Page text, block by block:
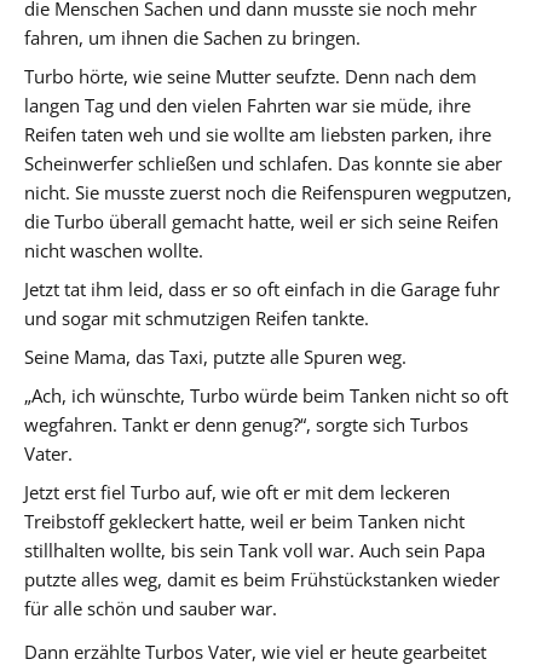
die Menschen Sachen und dann musste sie noch mehr
fahren, um ihnen die Sachen zu bringen.
Turbo hörte, wie seine Mutter seufzte. Denn nach dem
langen Tag und den vielen Fahrten war sie müde, ihre
Reifen taten weh und sie wollte am liebsten parken, ihre
Scheinwerfer schließen und schlafen. Das konnte sie aber
nicht. Sie musste zuerst noch die Reifenspuren wegputzen,
die Turbo überall gemacht hatte, weil er sich seine Reifen
nicht waschen wollte.
Jetzt tat ihm leid, dass er so oft einfach in die Garage fuhr
und sogar mit schmutzigen Reifen tankte.
Seine Mama, das Taxi, putzte alle Spuren weg.
„Ach, ich wünschte, Turbo würde beim Tanken nicht so oft
wegfahren. Tankt er denn genug?“, sorgte sich Turbos
Vater.
Jetzt erst fiel Turbo auf, wie oft er mit dem leckeren
Treibstoff gekleckert hatte, weil er beim Tanken nicht
stillhalten wollte, bis sein Tank voll war. Auch sein Papa
putzte alles weg, damit es beim Frühstückstanken wieder
für alle schön und sauber war.
Dann erzählte Turbos Vater, wie viel er heute gearbeitet